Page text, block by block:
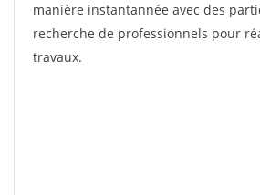
manière instantannée avec des
recherche de professionnels pour
travaux.